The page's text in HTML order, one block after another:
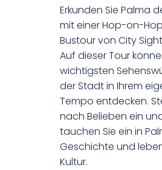
Erkunden Sie Palma
mit einer Hop-on-
Bustour von City
Auf dieser Tour
wichtigsten
der Stadt in Ihrem
Tempo entdecken.
nach Belieben ein
tauchen Sie ein in
Geschichte und
Kultur.